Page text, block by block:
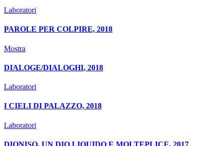
Laboratori
PAROLE PER COLPIRE, 2018
Mostra
DIALOGE/DIALOGHI, 2018
Laboratori
I CIELI DI PALAZZO, 2018
Laboratori
DIONISO, UN DIO LIQUIDO E MOLTEPLICE, 2017